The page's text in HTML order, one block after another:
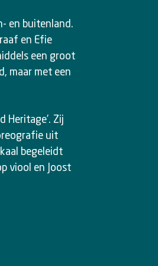
en buitenland.
en Efie
een groot
maar met een
Heritage’. Zij
uit
begeleidt
viool en Joost